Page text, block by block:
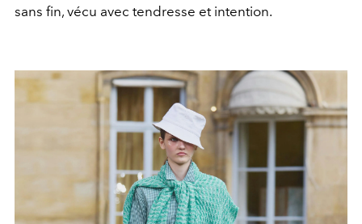
sans fin, vécu avec tendresse et intention.